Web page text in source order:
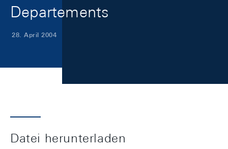
Departements
28. April 2004
Datei herunterladen